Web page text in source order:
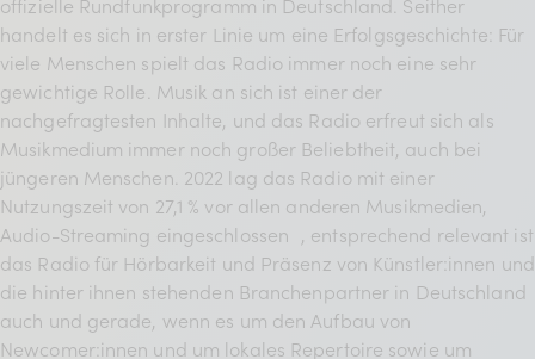
handelt es sich in erster Linie um eine Erfolgsgeschichte: Für
viele Menschen spielt das Radio immer noch eine sehr
gewichtige Rolle. Musik an sich ist einer der
nachgefragtesten Inhalte, und das Radio erfreut sich als
Musikmedium immer noch großer Beliebtheit, auch bei
jüngeren Menschen. 2022 lag das Radio mit einer
Nutzungszeit von 27,1 % vor allen anderen Musikmedien,
Audio-Streaming eingeschlossen , entsprechend relevant ist
das Radio für Hörbarkeit und Präsenz von Künstler:innen und
die hinter ihnen stehenden Branchenpartner in Deutschland
auch und gerade, wenn es um den Aufbau von
Newcomer:innen und um lokales Repertoire sowie um
Geldwerte Vorteile und
Rabatte
BDKV Female Voice